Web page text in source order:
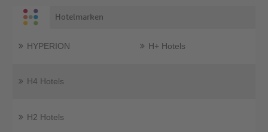
Hotelmarken
HYPERION
H4 Hotels
H2 Hotels
H+ Hotels